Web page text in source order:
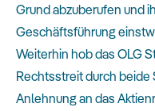
Grund abzuberufen und
Geschäftsführung
Weiterhin hob das OLG
Rechtsstreit durch
Anlehnung an das